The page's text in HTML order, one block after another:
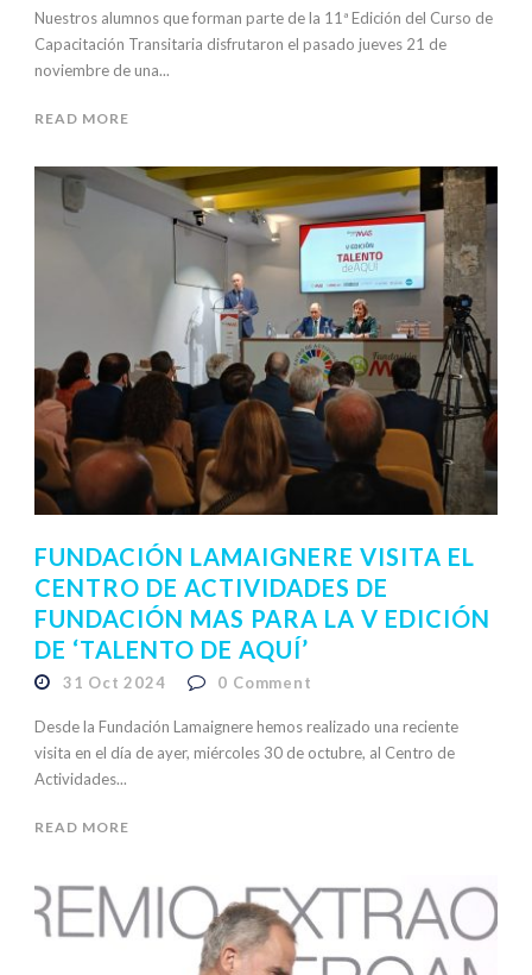
Nuestros alumnos que forman parte de la 11ª Edición del Curso de
Capacitación Transitaria disfrutaron el pasado jueves 21 de
noviembre de una...
READ MORE
FUNDACIÓN LAMAIGNERE VISITA EL
CENTRO DE ACTIVIDADES DE
FUNDACIÓN MAS PARA LA V EDICIÓN
DE ‘TALENTO DE AQUÍ’
31 Oct 2024 0 Comment
Desde la Fundación Lamaignere hemos realizado una reciente
visita en el día de ayer, miércoles 30 de octubre, al Centro de
Actividades...
READ MORE